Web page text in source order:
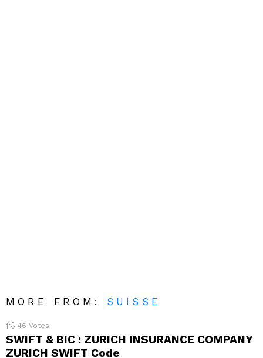
MORE FROM: SUISSE
46 Votes
SWIFT & BIC : ZURICH INSURANCE COMPANY
ZURICH SWIFT Code